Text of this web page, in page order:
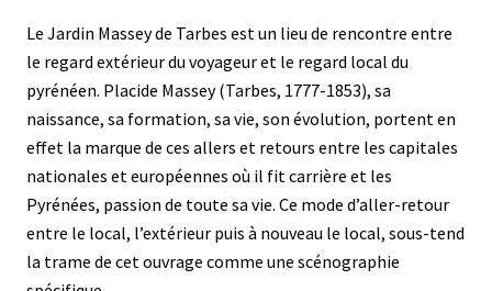
Le Jardin Massey de Tarbes est un lieu de rencontre entre
le regard extérieur du voyageur et le regard local du
pyrénéen. Placide Massey (Tarbes, 1777-1853), sa
naissance, sa formation, sa vie, son évolution, portent en
effet la marque de ces allers et retours entre les capitales
nationales et européennes où il fit carrière et les
Pyrénées, passion de toute sa vie. Ce mode d’aller-retour
entre le local, l’extérieur puis à nouveau le local, sous-tend
la trame de cet ouvrage comme une scénographie